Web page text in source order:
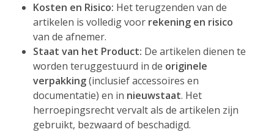
Kosten en Risico: Het terugzenden van de
artikelen is volledig voor rekening en risico
van de afnemer.
Staat van het Product: De artikelen dienen te
worden teruggestuurd in de originele
verpakking(inclusief accessoires en
documentatie) en in nieuwstaat. Het
herroepingsrecht vervalt als de artikelen zijn
gebruikt, bezwaard of beschadigd.